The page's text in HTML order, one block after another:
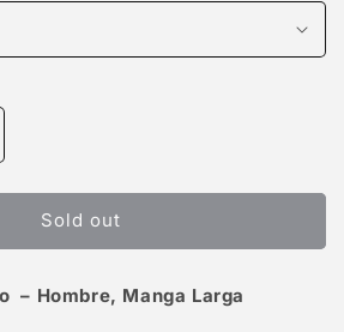
Sold out
– Hombre, Manga Larga